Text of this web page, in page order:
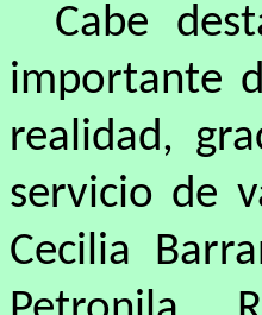
Cabe
importante
realidad,
servicio de
Cecilia